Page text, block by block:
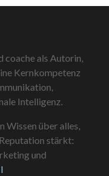
coache als Autorin,
Kernkompetenz
Intelligenz.
Wissen über alles,
stärkt:
und